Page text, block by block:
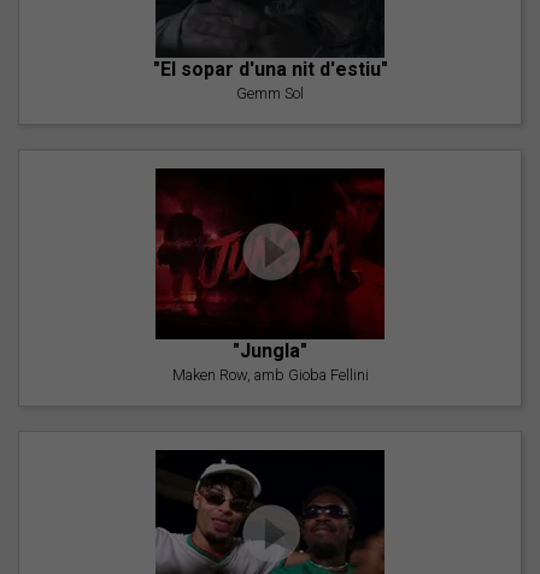
"El sopar d'una nit d'estiu"
Gemm Sol
"Jungla"
Maken Row, amb Gioba Fellini